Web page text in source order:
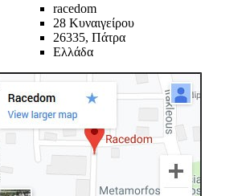
racedom
28 Κυναιγείρου
26335, Πάτρα
Ελλάδα